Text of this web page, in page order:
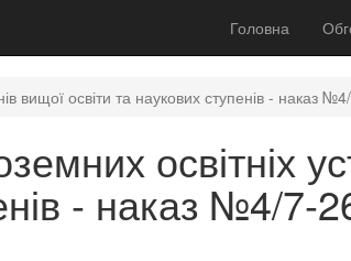
Головна
вищої освіти та наукових ступенів - наказ
освітніх
- наказ №4/7-